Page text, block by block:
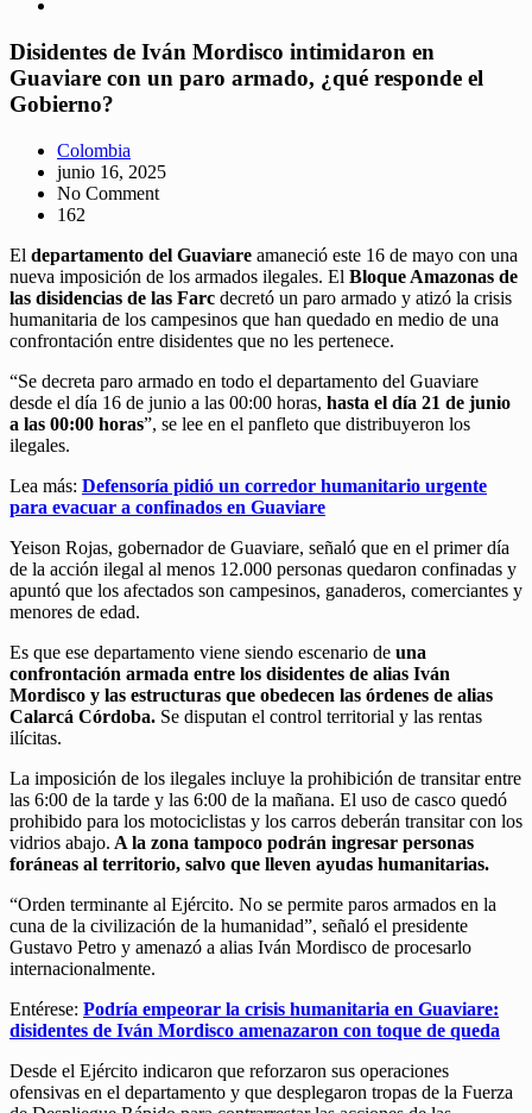
Disidentes de Iván Mordisco intimidaron en
Guaviare con un paro armado, ¿qué responde el
Gobierno?
Colombia
junio 16, 2025
No Comment
162
El departamento del Guaviare amaneció este 16 de mayo con una
nueva imposición de los armados ilegales. El Bloque Amazonas de
las disidencias de las Farc decretó un paro armado y atizó la crisis
humanitaria de los campesinos que han quedado en medio de una
confrontación entre disidentes que no les pertenece.
“Se decreta paro armado en todo el departamento del Guaviare
desde el día 16 de junio a las 00:00 horas, hasta el día 21 de junio
a las 00:00 horas”, se lee en el panfleto que distribuyeron los
ilegales.
Lea más: Defensoría pidió un corredor humanitario urgente
para evacuar a confinados en Guaviare
Yeison Rojas, gobernador de Guaviare, señaló que en el primer día
de la acción ilegal al menos 12.000 personas quedaron confinadas y
apuntó que los afectados son campesinos, ganaderos, comerciantes y
menores de edad.
Es que ese departamento viene siendo escenario de una
confrontación armada entre los disidentes de alias Iván
Mordisco y las estructuras que obedecen las órdenes de alias
Calarcá Córdoba. Se disputan el control territorial y las rentas
ilícitas.
La imposición de los ilegales incluye la prohibición de transitar entre
las 6:00 de la tarde y las 6:00 de la mañana. El uso de casco quedó
prohibido para los motociclistas y los carros deberán transitar con los
vidrios abajo. A la zona tampoco podrán ingresar personas
foráneas al territorio, salvo que lleven ayudas humanitarias.
“Orden terminante al Ejército. No se permite paros armados en la
cuna de la civilización de la humanidad”, señaló el presidente
Gustavo Petro y amenazó a alias Iván Mordisco de procesarlo
internacionalmente.
Entérese: Podría empeorar la crisis humanitaria en Guaviare:
disidentes de Iván Mordisco amenazaron con toque de queda
Desde el Ejército indicaron que reforzaron sus operaciones
ofensivas en el departamento y que desplegaron tropas de la Fuerza